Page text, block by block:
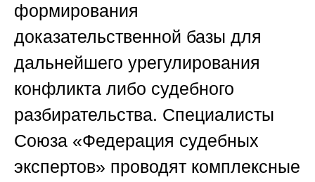
формирования
доказательственной базы для
дальнейшего урегулирования
конфликта либо судебного
разбирательства. Специалисты
Союза «Федерация судебных
экспертов» проводят комплексные